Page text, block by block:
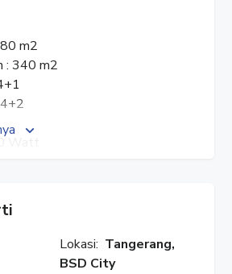
m2
: 340 m2
Watt
Lokasi: Tangerang,
BSD City